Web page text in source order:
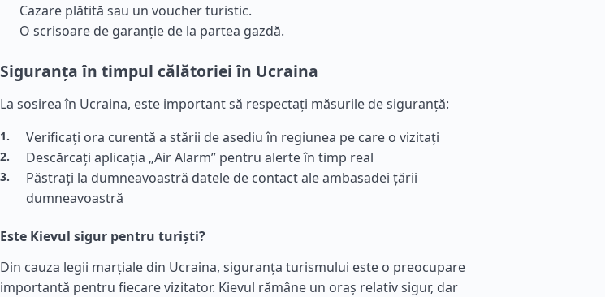
Cazare plătită sau un voucher turistic.
O scrisoare de garanție de la partea gazdă.
Siguranța în timpul călătoriei în Ucraina
La sosirea în Ucraina, este important să respectați măsurile de siguranță:
Verificați ora curentă a stării de asediu în regiunea pe care o vizitați
Descărcați aplicația „Air Alarm” pentru alerte în timp real
Păstrați la dumneavoastră datele de contact ale ambasadei țării
dumneavoastră
Este Kievul sigur pentru turiști?
Din cauza legii marțiale din Ucraina, siguranța turismului este o preocupare
importantă pentru fiecare vizitator. Kievul rămâne un oraș relativ sigur, dar